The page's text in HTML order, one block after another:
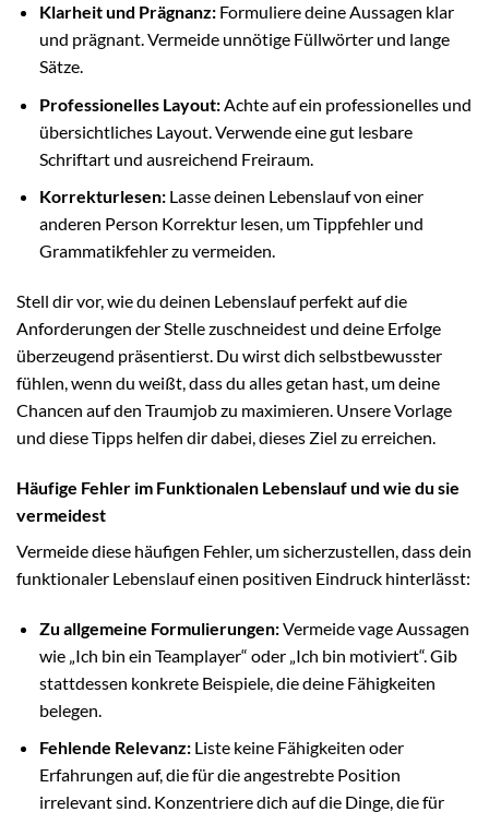
Klarheit und Prägnanz:Formuliere deine Aussagen klar
und prägnant. Vermeide unnötige Füllwörter und lange
Sätze.
Professionelles Layout:Achte auf ein professionelles und
übersichtliches Layout. Verwende eine gut lesbare
Schriftart und ausreichend Freiraum.
Korrekturlesen:Lasse deinen Lebenslauf von einer
anderen Person Korrektur lesen, um Tippfehler und
Grammatikfehler zu vermeiden.
Stell dir vor, wie du deinen Lebenslauf perfekt auf die
Anforderungen der Stelle zuschneidest und deine Erfolge
überzeugend präsentierst. Du wirst dich selbstbewusster
fühlen, wenn du weißt, dass du alles getan hast, um deine
Chancen auf den Traumjob zu maximieren. Unsere Vorlage
und diese Tipps helfen dir dabei, dieses Ziel zu erreichen.
Häufige Fehler im Funktionalen Lebenslauf und wie du sie
vermeidest
Vermeide diese häufigen Fehler, um sicherzustellen, dass dein
funktionaler Lebenslauf einen positiven Eindruck hinterlässt:
Zu allgemeine Formulierungen:Vermeide vage Aussagen
wie „Ich bin ein Teamplayer“ oder „Ich bin motiviert“. Gib
stattdessen konkrete Beispiele, die deine Fähigkeiten
belegen.
Fehlende Relevanz:Liste keine Fähigkeiten oder
Erfahrungen auf, die für die angestrebte Position
irrelevant sind. Konzentriere dich auf die Dinge, die für